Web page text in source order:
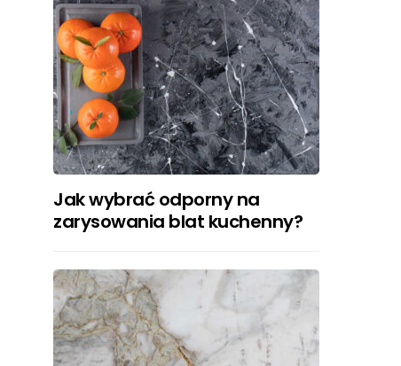
Jak wybrać odporny na
zarysowania blat kuchenny?